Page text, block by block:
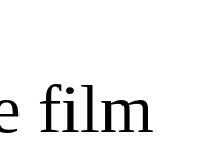
film